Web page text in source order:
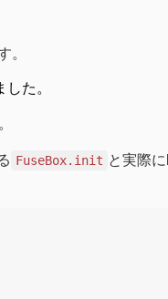
。
た。
FuseBox.init と実際